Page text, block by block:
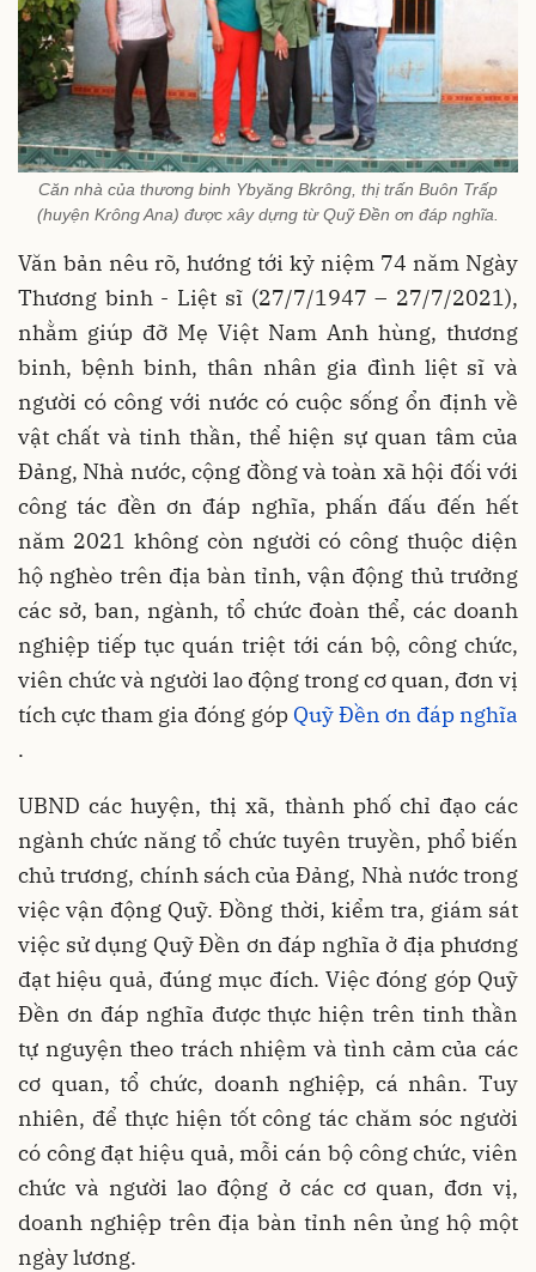
Căn nhà của thương binh Ybyăng Bkrông, thị trấn Buôn Trấp
(huyện Krông Ana) được xây dựng từ Quỹ Đền ơn đáp nghĩa.
Văn bản nêu rõ, hướng tới kỷ niệm 74 năm Ngày
Thương binh - Liệt sĩ (27/7/1947 – 27/7/2021),
nhằm giúp đỡ Mẹ Việt Nam Anh hùng, thương
binh, bệnh binh, thân nhân gia đình liệt sĩ và
người có công với nước có cuộc sống ổn định về
vật chất và tinh thần, thể hiện sự quan tâm của
Đảng, Nhà nước, cộng đồng và toàn xã hội đối với
công tác đền ơn đáp nghĩa, phấn đấu đến hết
năm 2021 không còn người có công thuộc diện
hộ nghèo trên địa bàn tỉnh, vận động thủ trưởng
các sở, ban, ngành, tổ chức đoàn thể, các doanh
nghiệp tiếp tục quán triệt tới cán bộ, công chức,
viên chức và người lao động trong cơ quan, đơn vị
tích cực tham gia đóng góp Quỹ Đền ơn đáp nghĩa
.
UBND các huyện, thị xã, thành phố chỉ đạo các
ngành chức năng tổ chức tuyên truyền, phổ biến
chủ trương, chính sách của Đảng, Nhà nước trong
việc vận động Quỹ. Đồng thời, kiểm tra, giám sát
việc sử dụng Quỹ Đền ơn đáp nghĩa ở địa phương
đạt hiệu quả, đúng mục đích. Việc đóng góp Quỹ
Đền ơn đáp nghĩa được thực hiện trên tinh thần
tự nguyện theo trách nhiệm và tình cảm của các
cơ quan, tổ chức, doanh nghiệp, cá nhân. Tuy
nhiên, để thực hiện tốt công tác chăm sóc người
có công đạt hiệu quả, mỗi cán bộ công chức, viên
chức và người lao động ở các cơ quan, đơn vị,
doanh nghiệp trên địa bàn tỉnh nên ủng hộ một
ngày lương.